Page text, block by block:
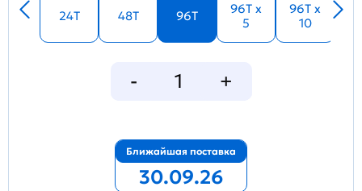
24T 48T 96T
96T x
5
96T x
10
Ближайшая поставка
30.09.26